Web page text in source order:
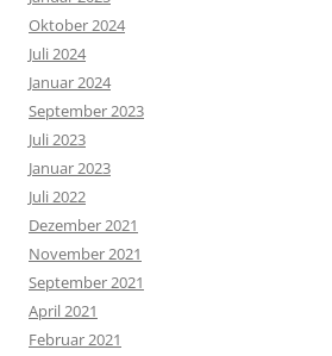
Oktober 2024
Juli 2024
Januar 2024
September 2023
Juli 2023
Januar 2023
Juli 2022
Dezember 2021
November 2021
September 2021
April 2021
Februar 2021